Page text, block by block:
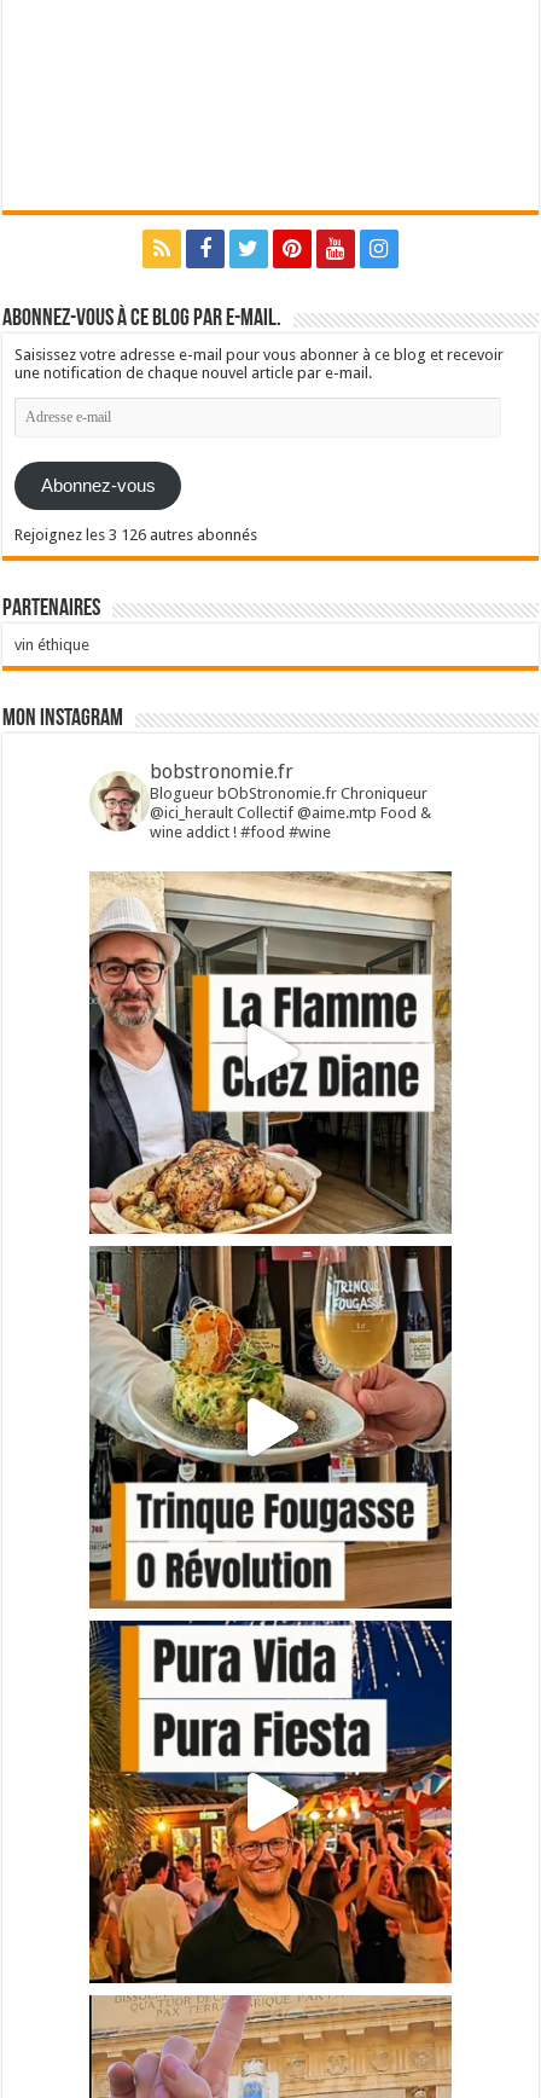
Abonnez-vous à ce blog par e-mail.
Saisissez votre adresse e-mail pour vous abonner à ce blog et recevoir
une notification de chaque nouvel article par e-mail.
Adresse
e-
Abonnez-vous
Rejoignez les 3 126 autres abonnés
Partenaires
vin éthique
Mon Instagram
bobstronomie.fr
Blogueur bObStronomie.fr Chroniqueur
@ici_heraultCollectif @aime.mtp Food &
wine addict !#food #wine